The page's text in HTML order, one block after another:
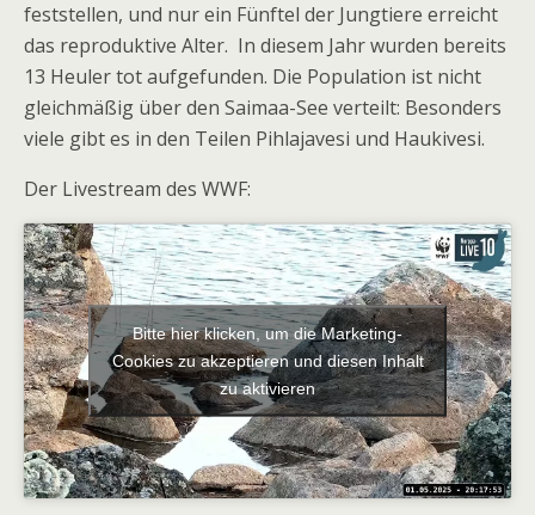
feststellen, und nur ein Fünftel der Jungtiere erreicht
das reproduktive Alter. In diesem Jahr wurden bereits
13 Heuler tot aufgefunden. Die Population ist nicht
gleichmäßig über den Saimaa-See verteilt: Besonders
viele gibt es in den Teilen Pihlajavesi und Haukivesi.
Der Livestream des WWF:
Bitte hier klicken, um die Marketing-
Cookies zu akzeptieren und diesen Inhalt
zu aktivieren